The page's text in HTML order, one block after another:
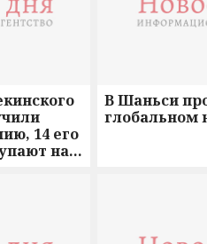
14 его
на
В Шаньси
глобальном